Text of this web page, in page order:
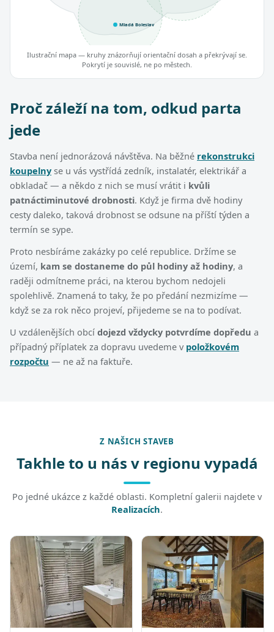
Mladá Boleslav
Ilustrační mapa — kruhy znázorňují orientační dosah a překrývají se.
Pokrytí je souvislé, ne po městech.
Proč záleží na tom, odkud parta
jede
Stavba není jednorázová návštěva. Na běžné rekonstrukci
koupelny se u vás vystřídá zedník, instalatér, elektrikář a
obkladač — a někdo z nich se musí vrátit i kvůli
patnáctiminutové drobnosti. Když je firma dvě hodiny
cesty daleko, taková drobnost se odsune na příští týden a
termín se sype.
Proto nesbíráme zakázky po celé republice. Držíme se
území, kam se dostaneme do půl hodiny až hodiny, a
raději odmítneme práci, na kterou bychom nedojeli
spolehlivě. Znamená to taky, že po předání nezmizíme —
když se za rok něco projeví, přijedeme se na to podívat.
U vzdálenějších obcí dojezd vždycky potvrdíme dopředu a
případný příplatek za dopravu uvedeme v položkovém
rozpočtu — ne až na faktuře.
Z NAŠICH STAVEB
Takhle to u nás v regionu vypadá
Po jedné ukázce z každé oblasti. Kompletní galerii najdete v
Realizacích.